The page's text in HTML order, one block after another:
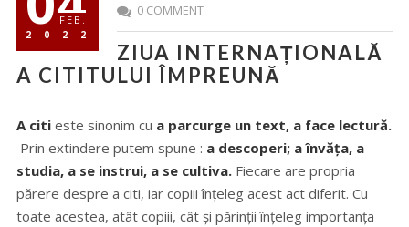
FEB.
2022
0 COMMENT
ZIUA INTERNAȚIONALĂ
A CITITULUI ÎMPREUNĂ
A citieste sinonim cu a parcurge un text, a face lectură.
Prin extindere putem spune : a descoperi; a învăţa, a
studia, a se instrui, a se cultiva.Fiecare are propria
părere despre a citi, iar copiii înțeleg acest act diferit. Cu
toate acestea, atât copiii, cât și părinții înțeleg importanța